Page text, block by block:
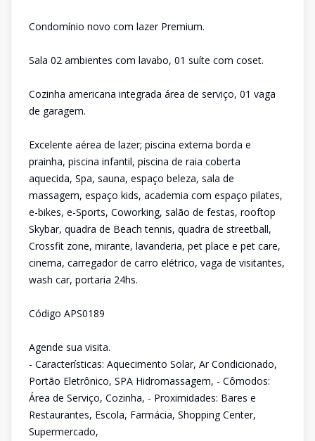
Condomínio novo com lazer Premium.
Sala 02 ambientes com lavabo, 01 suíte com coset.
Cozinha americana integrada área de serviço, 01 vaga
de garagem.
Excelente aérea de lazer; piscina externa borda e
prainha, piscina infantil, piscina de raia coberta
aquecida, Spa, sauna, espaço beleza, sala de
massagem, espaço kids, academia com espaço pilates,
e-bikes, e-Sports, Coworking, salão de festas, rooftop
Skybar, quadra de Beach tennis, quadra de streetball,
Crossfit zone, mirante, lavanderia, pet place e pet care,
cinema, carregador de carro elétrico, vaga de visitantes,
wash car, portaria 24hs.
Código APS0189
Agende sua visita.
- Características: Aquecimento Solar, Ar Condicionado,
Portão Eletrônico, SPA Hidromassagem, - Cômodos:
Área de Serviço, Cozinha, - Proximidades: Bares e
Restaurantes, Escola, Farmácia, Shopping Center,
Supermercado,